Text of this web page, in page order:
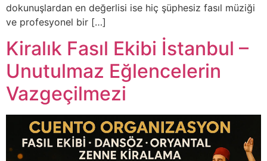
dokunuşlardan en değerlisi ise hiç şüphesiz fasıl müziği
ve profesyonel bir […]
Kiralık Fasıl Ekibi İstanbul –
Unutulmaz Eğlencelerin
Vazgeçilmezi